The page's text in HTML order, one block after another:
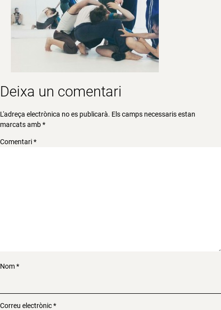
Deixa un comentari
L'adreça electrònica no es publicarà. Els camps necessaris estan
marcats amb*
Comentari*
Nom*
Correu electrònic*